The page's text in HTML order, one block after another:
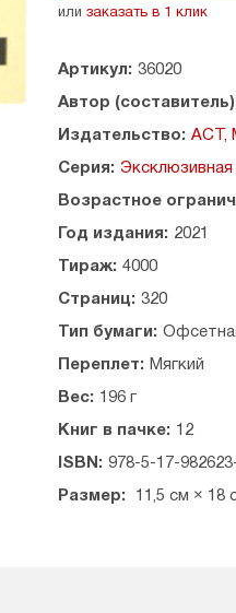
или заказать в 1 клик
Артикул: 36020
Автор
Издательство: АСТ,
Серия: Эксклюзивная
Возрастное
Год издания: 2021
Тираж: 4000
Страниц: 320
Тип бумаги:
Переплет: Мягкий
Вес: 196 г
Книг в пачке: 12
ISBN: 978-5-17-
Размер: 11,5 см × 18